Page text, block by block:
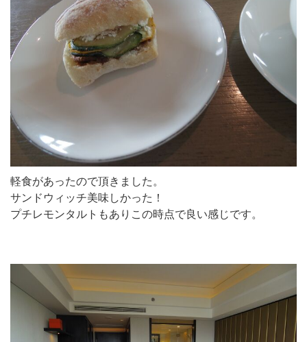
軽食があったので頂きました。
サンドウィッチ美味しかった！
プチレモンタルトもありこの時点で良い感じです。